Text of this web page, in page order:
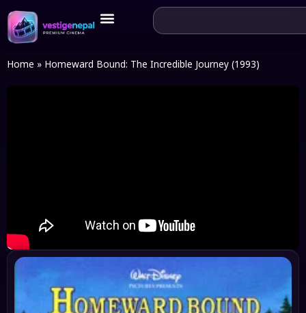
Home » Homeward Bound: The Incredible Journey (1993)